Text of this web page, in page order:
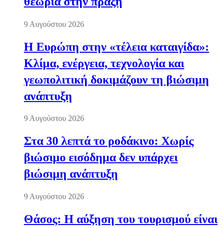
9 Αυγούστου 2026
Η Ευρώπη στην «τέλεια καταιγίδα»:
Κλίμα, ενέργεια, τεχνολογία και
γεωπολιτική δοκιμάζουν τη βιώσιμη
ανάπτυξη
9 Αυγούστου 2026
Στα 30 λεπτά το ροδάκινο: Χωρίς
βιώσιμο εισόδημα δεν υπάρχει
βιώσιμη ανάπτυξη
9 Αυγούστου 2026
Θάσος: Η αύξηση του τουρισμού είναι